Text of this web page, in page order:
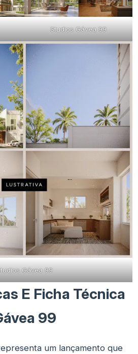
Studios Gávea 99
Gávea 99
E Ficha Técnica
99
um lançamento que